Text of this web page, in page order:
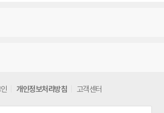
개인정보처리방침 고객센터